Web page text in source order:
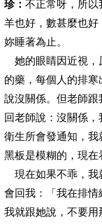
珍：不正常呀，所
羊也好，數甚麼也好
妳睡著為止。
她的眼睛因近視，
的藥，每個人的排
說沒關係。但老師
回老師說：沒關係，
衛生所會發通知，
黑板是模糊的，現在
現在如果不乖，我
會回我：「我在排情
我就跟她說，不要用